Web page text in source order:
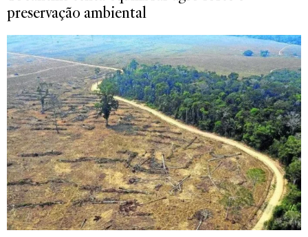
preservação ambiental